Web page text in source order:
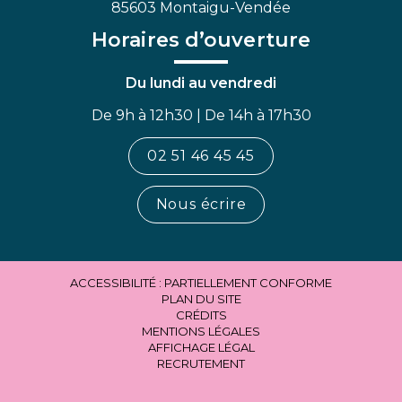
85603 Montaigu-Vendée
Horaires d’ouverture
Du lundi au vendredi
De 9h à 12h30 | De 14h à 17h30
02 51 46 45 45
Nous écrire
ACCESSIBILITÉ : PARTIELLEMENT CONFORME
PLAN DU SITE
CRÉDITS
MENTIONS LÉGALES
AFFICHAGE LÉGAL
RECRUTEMENT